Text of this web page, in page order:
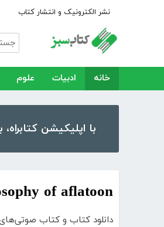
نشر الکترونیک و انتشار کتاب
خانه ادبیات علوم
با اپلیکیشن کتابراه، بیش از ۵۰،۰۰۰ کتاب، کتاب صوتی و رمان را در
of aflatoon
دانلود کتاب و کتاب صوتی‌های